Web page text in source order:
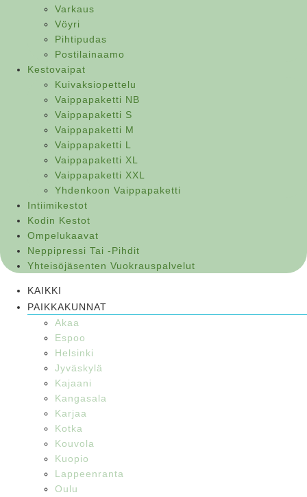
Varkaus
Vöyri
Pihtipudas
Postilainaamo
Kestovaipat
Kuivaksiopettelu
Vaippapaketti NB
Vaippapaketti S
Vaippapaketti M
Vaippapaketti L
Vaippapaketti XL
Vaippapaketti XXL
Yhdenkoon Vaippapaketti
Intiimikestot
Kodin Kestot
Ompelukaavat
Neppipressi Tai -pihdit
Yhteisöjäsenten Vuokrauspalvelut
KAIKKI
PAIKKAKUNNAT
Akaa
Espoo
Helsinki
Jyväskylä
Kajaani
Kangasala
Karjaa
Kotka
Kouvola
Kuopio
Lappeenranta
Oulu